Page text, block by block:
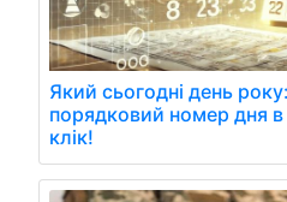
Який сьогодні день
порядковий номер дня в
клік!